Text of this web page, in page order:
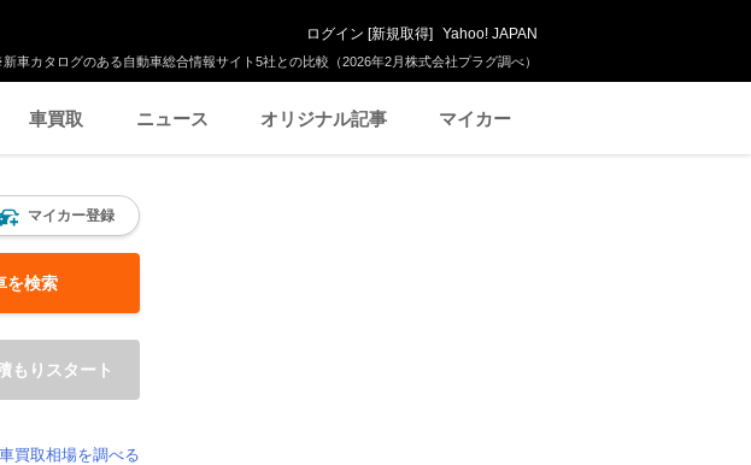
車カタログのある自動車総合情報サイト5社との比較（2026年2月株式会社プラグ調べ）
ログイン [新規取得] Yahoo! JAPAN
車買取 ニュース オリジナル記事 マイカー
マイカー登録
を検索
もりスタート
買取相場を調べる